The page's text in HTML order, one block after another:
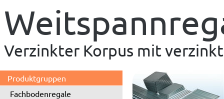
Verzinkter Korpus mit
Produktgruppen
Fachbodenregale